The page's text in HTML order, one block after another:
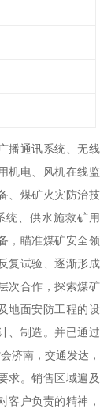
播通讯系统、无线
机电、风机在线监
、煤矿火灾防治技
统、供水施救矿用
，瞄准煤矿安全领
复试验、逐渐形成
次合作，探索煤矿
地面安防工程的设
、制造。并已通过
济南，交通发达，
求。销售区域遍及
客户负责的精神，